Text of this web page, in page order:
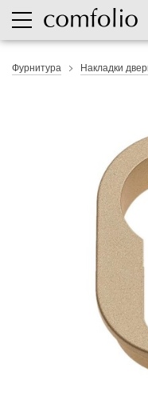
Фурнитура Накладки